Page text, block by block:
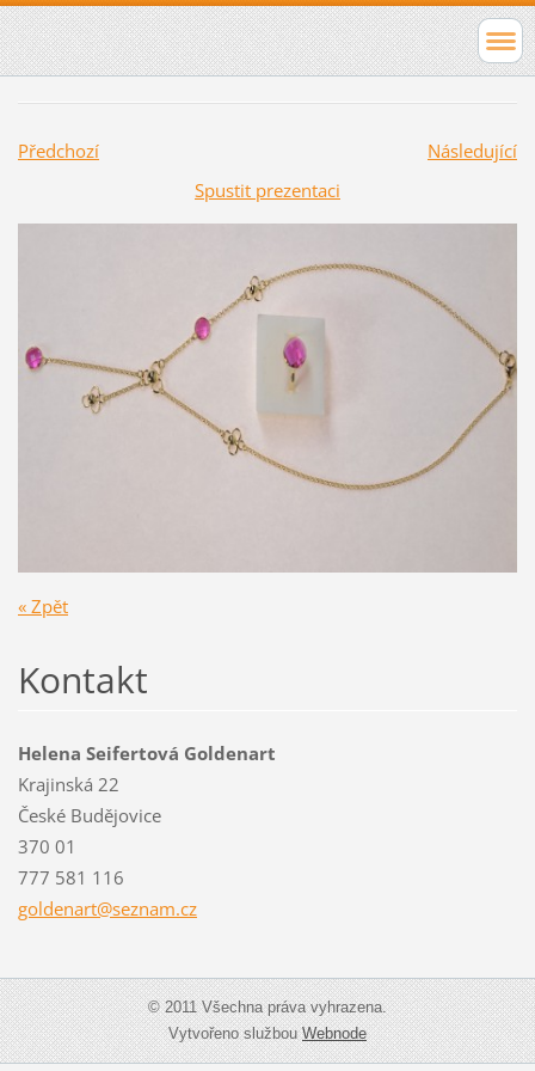
Předchozí
Následující
Spustit prezentaci
« Zpět
Kontakt
Helena Seifertová Goldenart
Krajinská 22
České Budějovice
370 01
777 581 116
goldenart@seznam.cz
© 2011 Všechna práva vyhrazena.
Vytvořeno službouWebnode